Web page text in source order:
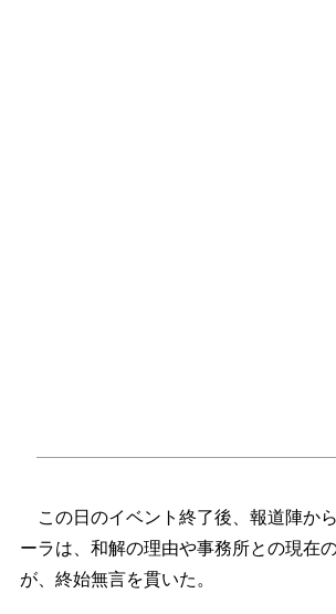
この日のイベント終了後、報道陣か
ーラは、和解の理由や事務所との現在
が、終始無言を貫いた。